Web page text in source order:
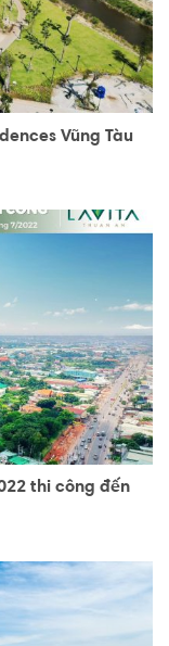
Vũng Tàu
thi công đến